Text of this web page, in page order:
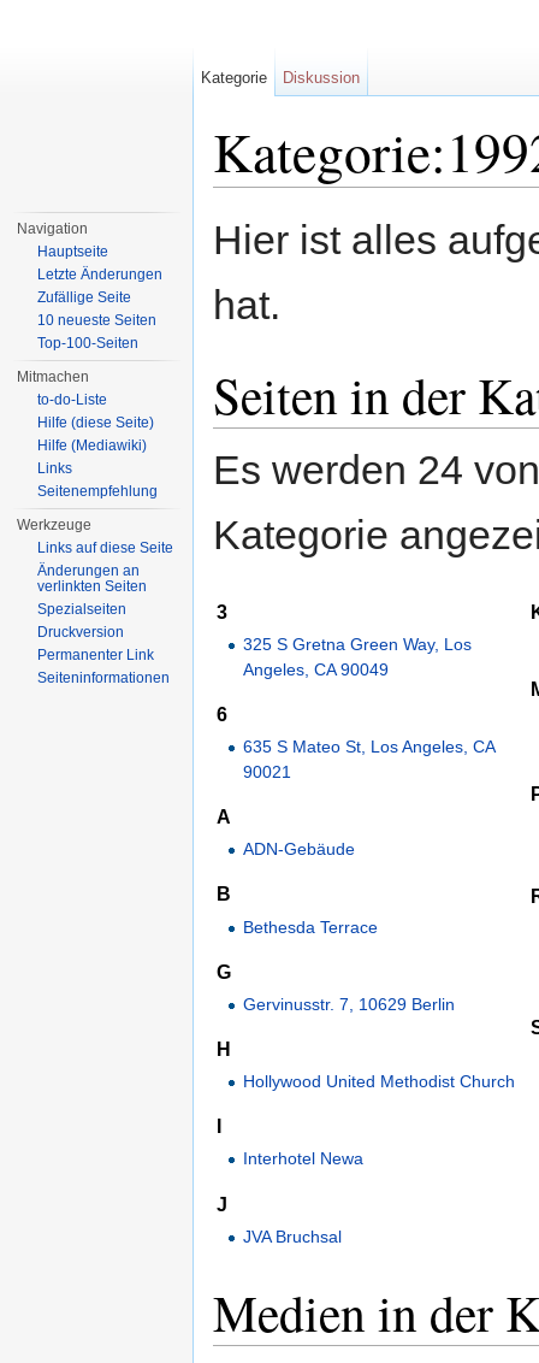
Hier ist alles
hat.
Seiten in der
Es werden 24
Kategorie
3
325 S Gretna Green Way, Los
Angeles, CA 90049
6
635 S Mateo St, Los Angeles, CA
90021
A
ADN-Gebäude
B
Bethesda Terrace
G
Gervinusstr. 7, 10629 Berlin
H
Hollywood United Methodist Church
I
Interhotel Newa
J
JVA Bruchsal
Medien in der
Kategorie Diskussion
Navigation
Hauptseite
Letzte Änderungen
Zufällige Seite
10 neueste Seiten
Top-100-Seiten
Mitmachen
to-do-Liste
Hilfe (diese Seite)
Hilfe (Mediawiki)
Links
Seitenempfehlung
Werkzeuge
Links auf diese Seite
Änderungen an
verlinkten Seiten
Spezialseiten
Druckversion
Permanenter Link
Seiteninformationen